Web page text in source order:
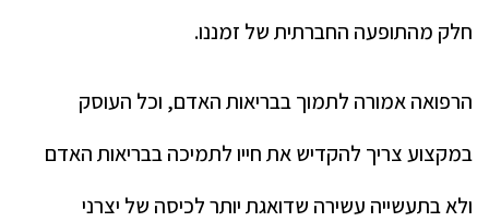
חלק מהתופעה החברתית של זמננו.
הרפואה אמורה לתמוך בבריאות האדם, וכל העוסק
במקצוע צריך להקדיש את חייו לתמיכה בבריאות האדם
ולא בתעשייה עשירה שדואגת יותר לכיסה של יצרני